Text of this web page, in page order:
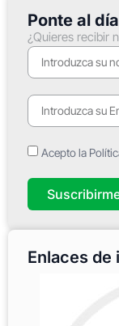
Ponte al día
¿Quieres recibir
Acepto la
Enlaces de